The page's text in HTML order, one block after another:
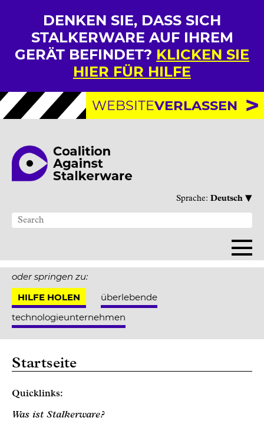
DENKEN SIE, DASS SICH
STALKERWARE AUF IHREM
GERÄT BEFINDET? KLICKEN SIE
HIER FÜR HILFE
WEBSITEVERLASSEN
Sprache: Deutsch ▾
oder springen zu:
HILFE HOLEN
überlebende
technologieunternehmen
Startseite
Quicklinks:
Was ist Stalkerware?